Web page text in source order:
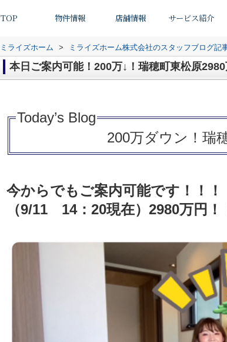
TOP 物件情報 店舗情報 サービス紹介
ミライズホーム > ミライズホーム株式会社のスタッフブログ記
本日ご案内可能！200万↓！瑞穂町東松原2980
Today’s Blog
200万ダウン！瑞
今からでもご案内可能です！！！
（9/11 14：20現在）2980万円！